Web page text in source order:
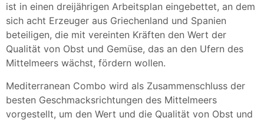
ist in einen dreijährigen Arbeitsplan eingebettet, an dem
sich acht Erzeuger aus Griechenland und Spanien
beteiligen, die mit vereinten Kräften den Wert der
Qualität von Obst und Gemüse, das an den Ufern des
Mittelmeers wächst, fördern wollen.
Mediterranean Combo wird als Zusammenschluss der
besten Geschmacksrichtungen des Mittelmeers
vorgestellt, um den Wert und die Qualität von Obst und